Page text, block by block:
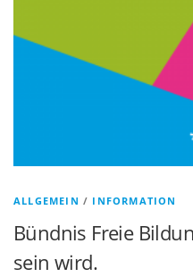
ALLGEMEIN / INFORMATION
Bündnis Freie
sein wird.